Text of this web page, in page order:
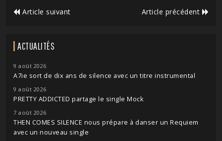
Article suivant Article précédent
ACTUALITÉS
9 août 2026
A7ie sort de dix ans de silence avec un titre instrumental
9 août 2026
PRETTY ADDICTED partage le single Mock
7 août 2026
THEN COMES SILENCE nous prépare à danser un Requiem
avec un nouveau single